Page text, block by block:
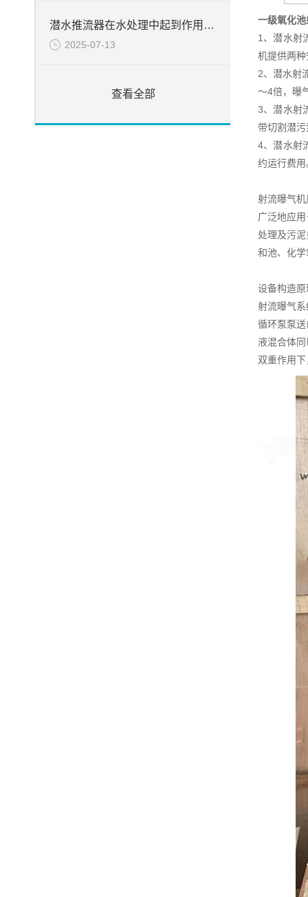
潜水推流器在水处理中起到作用分析
2025-07-13
查看全部
一级氧化
1、潜水射
机提供两
2、潜水射
～4倍，曝
3、潜水射
带切割潜
4、潜水射
约运行费用
射流曝气机
广泛地应
处理及污
和池、化
设备构造原
射流曝气
循环泵泵
液混合体
双重作用